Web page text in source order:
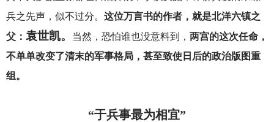
兵之先声，似不过分。 这位万言书的作者，就是北洋六镇之
父： 袁世凯。 当然，恐怕谁也没意料到， 两宫的这次任命，
不单单改变了清末的军事格局，甚至致使日后的政治版图重
组。
“于兵事最为相宜”